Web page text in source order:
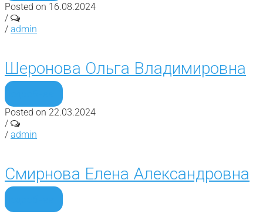
Posted on 16.08.2024
/
/ admin
Шеронова Ольга Владимировна
Posted on 22.03.2024
/
/ admin
Смирнова Елена Александровна